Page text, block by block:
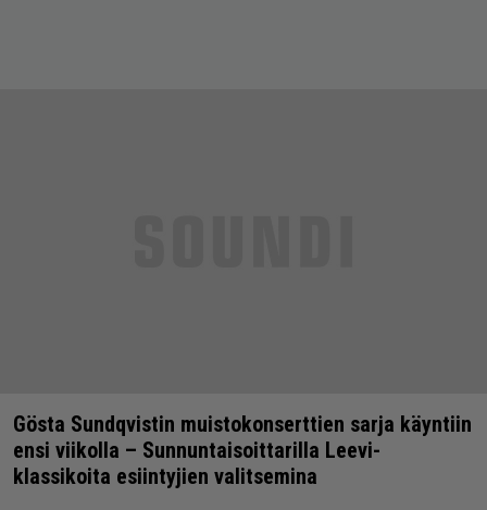
Gösta Sundqvistin muistokonserttien sarja käyntiin
ensi viikolla – Sunnuntaisoittarilla Leevi-
klassikoita esiintyjien valitsemina